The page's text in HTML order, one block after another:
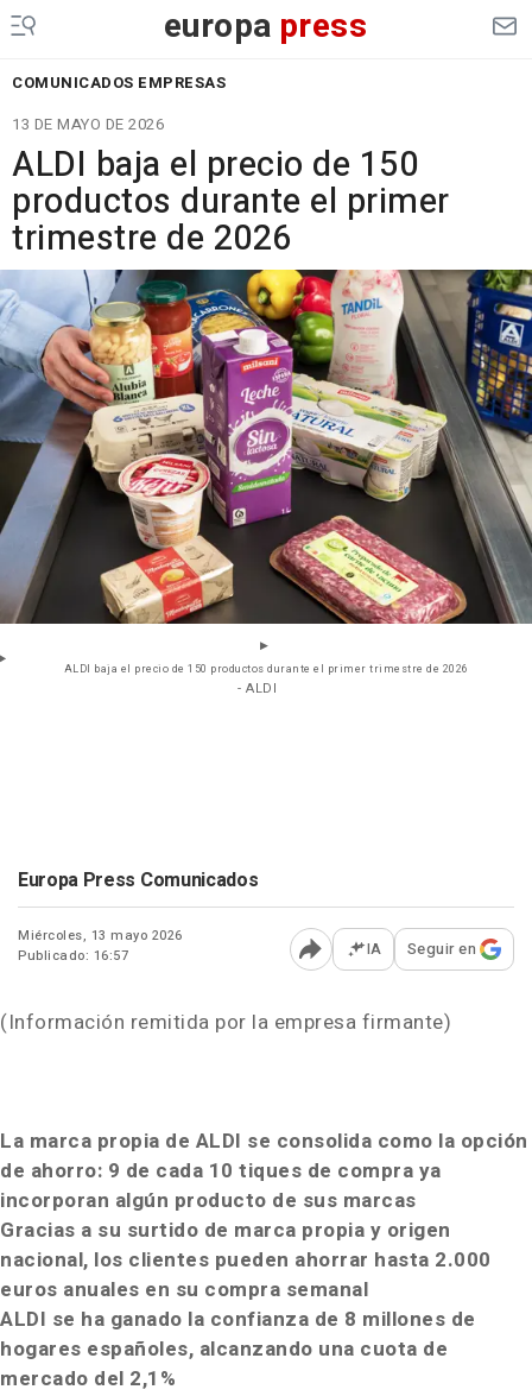
europa press
COMUNICADOS EMPRESAS
13 DE MAYO DE 2026
ALDI baja el precio de 150
productos durante el primer
trimestre de 2026
ALDI baja el precio de 150 productos durante el primer trimestre de 2026
- ALDI
Europa Press Comunicados
Miércoles, 13 mayo 2026
Publicado: 16:57
Abrir opciones para
IA Seguir en
(Información remitida por la empresa firmante)
La marca propia de ALDI se consolida como la opción
de ahorro: 9 de cada 10 tiques de compra ya
incorporan algún producto de sus marcas
Gracias a su surtido de marca propia y origen
nacional, los clientes pueden ahorrar hasta 2.000
euros anuales en su compra semanal
ALDI se ha ganado la confianza de 8 millones de
hogares españoles, alcanzando una cuota de
mercado del 2,1%